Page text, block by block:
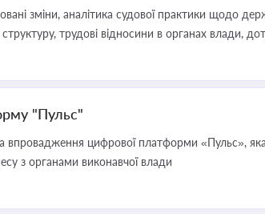
зміни, аналітика судової практики щодо
структуру, трудові відносини в органах влади,
"Пульс"
впровадження цифрової платформи «Пульс»,
з органами виконавчої влади